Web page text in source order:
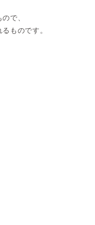
で、
ものです。